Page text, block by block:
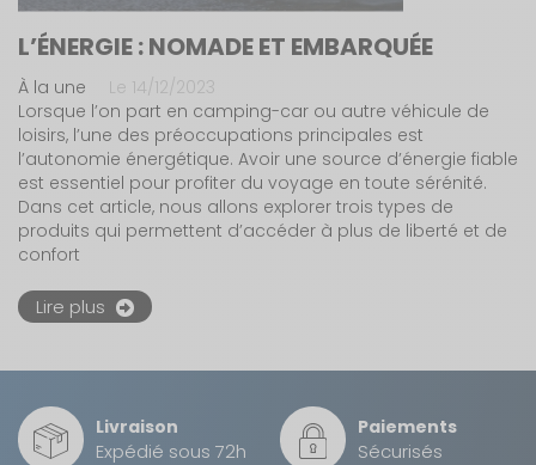
L’ÉNERGIE : NOMADE ET EMBARQUÉE
À la une
Le 14/12/2023
Lorsque l’on part en camping-car ou autre véhicule de
loisirs, l’une des préoccupations principales est
l’autonomie énergétique. Avoir une source d’énergie fiable
est essentiel pour profiter du voyage en toute sérénité.
Dans cet article, nous allons explorer trois types de
produits qui permettent d’accéder à plus de liberté et de
confort
Lire plus
Livraison
Expédié sous 72h
Paiements
Sécurisés